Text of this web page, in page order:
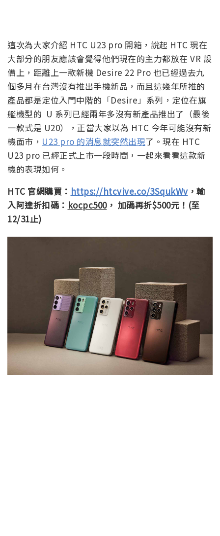
這次為大家介紹 HTC U23 pro 開箱，說起 HTC 現在
大部分的朋友應該會覺得他們現在的主力都放在 VR 設
備上，距離上一款新機 Desire 22 Pro 也已經過去九
個多月在台灣沒有推出手機新品，而且這幾年所推的
產品都是定位入門中階的「Desire」系列，定位在旗
艦機型的 U 系列已經兩年多沒有新產品推出了（最後
一款式是 U20），正當大家以為 HTC 今年可能沒有新
機面市， U23 pro 的消息就突然出現了。現在 HTC
U23 pro 已經正式上市一段時間，一起來看看這款新
機的表現如何。
HTC 官網購買： https://htcvive.co/3SqukWv，輸
入阿達折扣碼： kocpc500， 加碼再折$500元！(至
12/31止)